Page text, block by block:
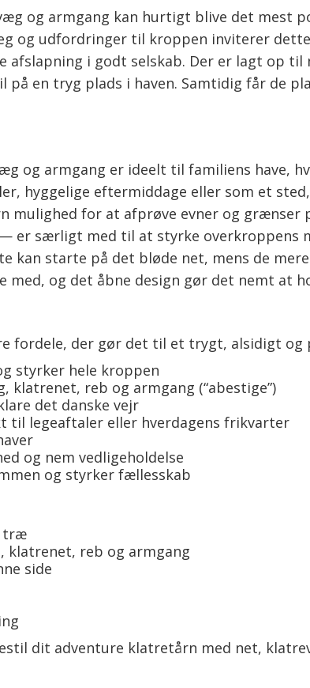
og armgang kan hurtigt blive det mest
og udfordringer til kroppen inviterer
i godt selskab. Der er lagt op
en tryg plads i haven. Samtidig får de
og armgang er ideelt til familiens have,
hyggelige eftermiddage eller som et
for at afprøve evner og grænser
er særligt med til at styrke overkroppens
kan starte på det bløde net, mens de
og det åbne design gør det nemt at
fordele, der gør det til et trygt, alsidigt
styrker hele kroppen
klatrenet, reb og armgang (“abestige”)
det danske vejr
til legeaftaler eller hverdagens frikvarter
og nem vedligeholdelse
og styrker fællesskab
træ
klatrenet, reb og armgang
side
dit adventure klatretårn med net,